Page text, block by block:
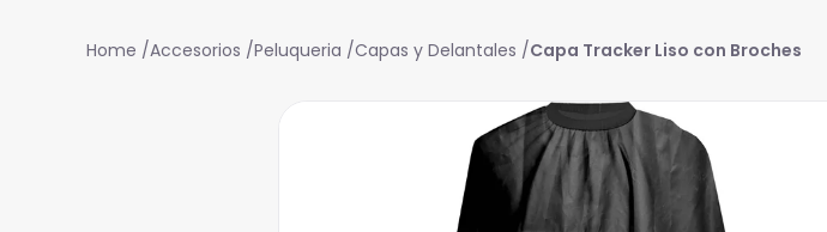
Accesorios Peluqueria Capas y Delantales Capa Tracker Liso con Broches